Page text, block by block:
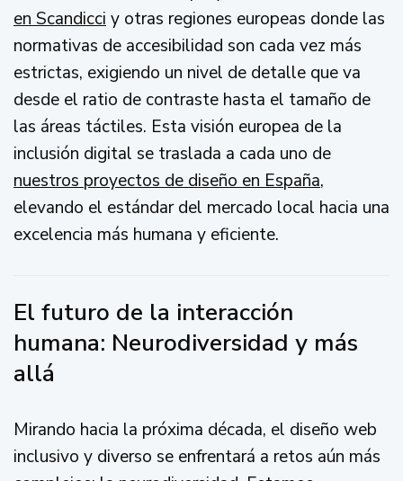
en Scandicci y otras regiones europeas donde las
normativas de accesibilidad son cada vez más
estrictas, exigiendo un nivel de detalle que va
desde el ratio de contraste hasta el tamaño de
las áreas táctiles. Esta visión europea de la
inclusión digital se traslada a cada uno de
nuestros proyectos de diseño en España,
elevando el estándar del mercado local hacia una
excelencia más humana y eficiente.
El futuro de la interacción
humana: Neurodiversidad y más
allá
Mirando hacia la próxima década, el diseño web
inclusivo y diverso se enfrentará a retos aún más